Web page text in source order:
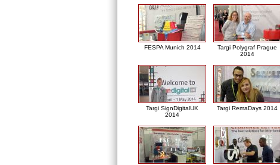
FESPA Munich 2014
Targi Polygraf Prague
2014
Targi SignDigitalUK
2014
Targi RemaDays 2014